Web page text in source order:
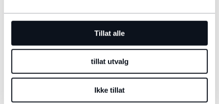
Tillat alle
tillat utvalg
Ikke tillat